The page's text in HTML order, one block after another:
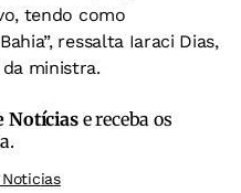
tendo como
ressalta Iaraci Dias,
ministra.
Notíciase receba os
Noticias